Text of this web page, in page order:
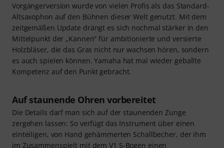
Vorgängerversion wurde von vielen Profis als das Standard-
Altsaxophon auf den Bühnen dieser Welt genutzt. Mit dem
zeitgemäßen Update drängt es sich nochmal stärker in den
Mittelpunkt der „Kannen“ für ambitionierte und versierte
Holzbläser, die das Gras nicht nur wachsen hören, sondern
es auch spielen können. Yamaha hat mal wieder geballte
Kompetenz auf den Punkt gebracht.
Auf staunende Ohren vorbereitet
Die Details darf man sich auf der staunenden Zunge
zergehen lassen: So verfügt das Instrument über einen
einteiligen, von Hand gehämmerten Schallbecher, der ihm
im Zusammenspielt mit dem V1 S-Bogen einen